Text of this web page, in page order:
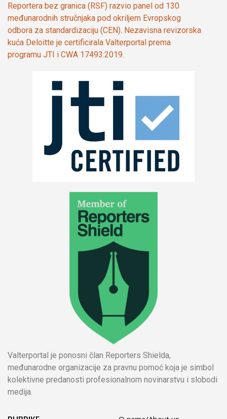
Reportera bez granica (RSF) razvio panel od 130
međunarodnih stručnjaka pod okriljem Evropskog
odbora za standardizaciju (CEN). Nezavisna revizorska
kuća Deloitte je certificirala Valterportal prema
programu JTI i CWA 17493:2019.
Valterportal je ponosni član Reporters Shielda,
međunarodne organizacije za pravnu pomoć koja je simbol
kolektivne predanosti profesionalnom novinarstvu i slobodi
medija.